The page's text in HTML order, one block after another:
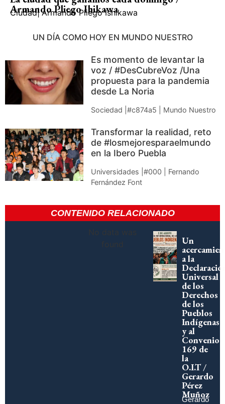
Armando Pliego Ihikawa
Ciudad| Armando Pliego Ishikawa
UN DÍA COMO HOY EN MUNDO NUESTRO
Es momento de levantar la
voz / #DesCubreVoz /Una
propuesta para la pandemia
desde La Noria
Sociedad |#c874a5 | Mundo Nuestro
Transformar la realidad, reto
de #losmejoresparaelmundo
en la Ibero Puebla
Universidades |#000 | Fernando
Fernández Font
CONTENIDO RELACIONADO
No data was
found
Un
a la
Universal
de los
Derechos
de los
Pueblos
Indígenas
y al
Convenio
169 de
la
O.I.T /
Gerardo
Pérez
Muñoz
Gerardo